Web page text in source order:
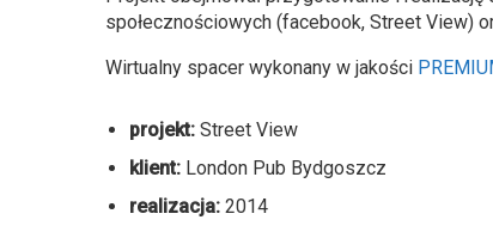
społecznościowych (facebook, Street View)
Wirtualny spacer wykonany w jakości
projekt: Street View
klient: London Pub Bydgoszcz
realizacja: 2014